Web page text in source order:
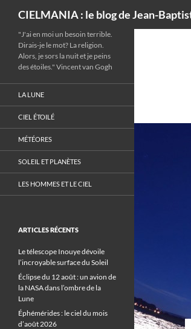
CIELMANIA : le blog de Jean-
"J'ai en moi un besoin terrible.
Dirais-je le mot? La religion.
Alors, je sors la nuit et je peins
des étoiles." Vincent van Gogh
LA LUNE
CIEL ÉTOILÉ
MÉTÉORES
SOLEIL ET PLANÈTES
LES HOMMES ET LE CIEL
ARTICLES RÉCENTS
Le télescope Inouye dévoile
l’incroyable surface du Soleil
Éclipse du 12 août : un avion de
la NASA dans l’ombre de la
Lune
Éphémérides : le ciel du mois
d’août 2026